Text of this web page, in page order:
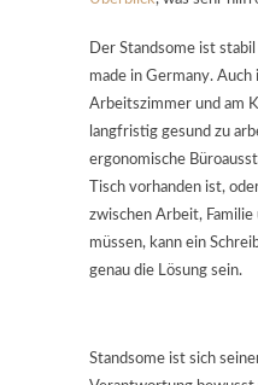
Der Standsome ist
made in Germany. Auch
Arbeitszimmer und am
langfristig gesund zu
ergonomische
Tisch vorhanden ist,
zwischen Arbeit,
müssen, kann ein
genau die Lösung sein.
Standsome ist sich